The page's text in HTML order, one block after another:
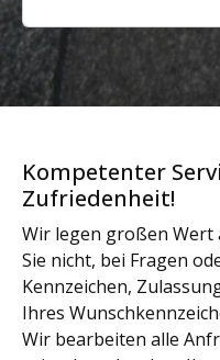
Kompetenter
Zufriedenheit!
Wir legen großen
Sie nicht, bei Fragen
Kennzeichen,
Ihres
Wir bearbeiten alle